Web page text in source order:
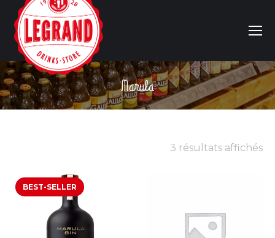
Marula
Vous êtes ici :
3 résultats affichés